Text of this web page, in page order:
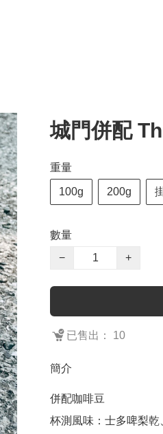
城門併配
重量
100g 200g
數量
−
+
已售出： 10
簡介
併配咖啡豆
杯測風味：士多啤梨